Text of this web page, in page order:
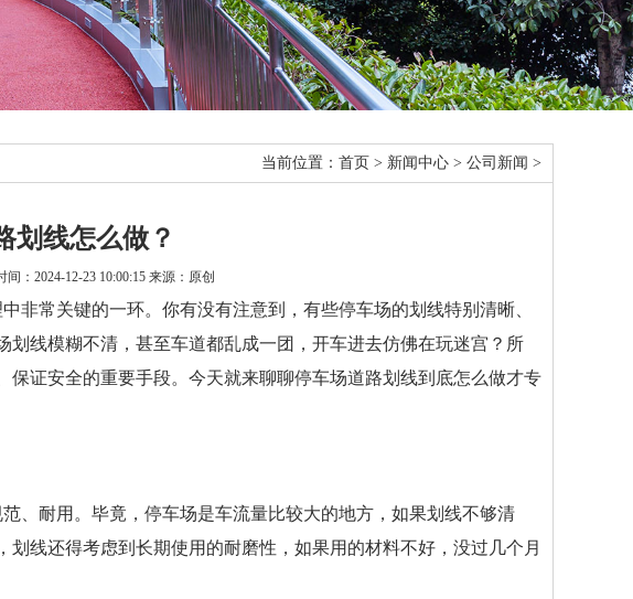
当前位置： 首页 > 新闻中心 > 公司新闻 >
划线怎么做？
：2024-12-23 10:00:15 来源：原创
非常关键的一环。你有没有注意到，有些停车场的划线特别清晰、
线模糊不清，甚至车道都乱成一团，开车进去仿佛在玩迷宫？所
证安全的重要手段。今天就来聊聊停车场道路划线到底怎么做才专
、耐用。毕竟，停车场是车流量比较大的地方，如果划线不够清
线还得考虑到长期使用的耐磨性，如果用的材料不好，没过几个月